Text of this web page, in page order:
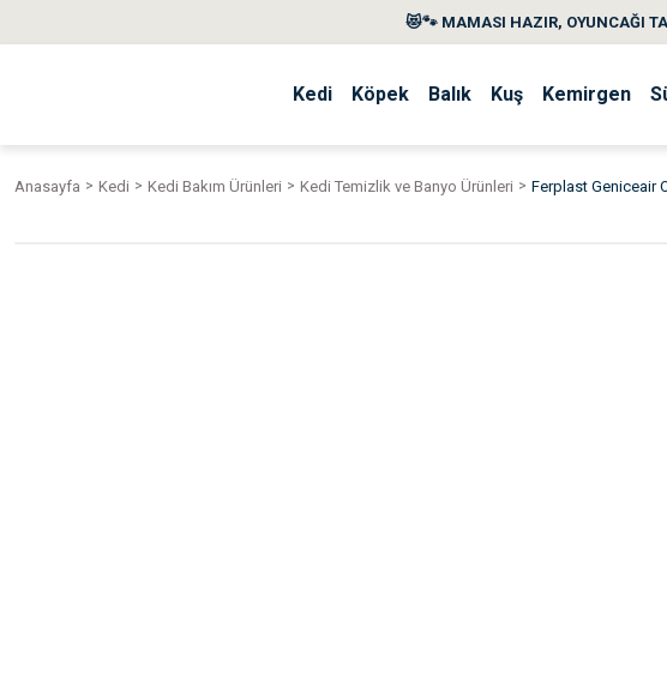
😻🐾 MAMASI HAZIR, OYUNCAĞI
Kedi Köpek Balık Kuş Kemirgen
Anasayfa Kedi Kedi Bakım Ürünleri Kedi Temizlik ve Banyo Ürünleri Ferplast Geniceair